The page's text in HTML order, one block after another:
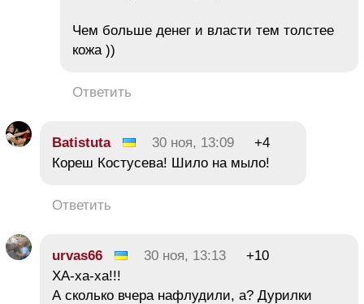
Чем больше денег и власти тем толстее
кожа ))
Ответить
Batistuta 30 ноя, 13:09
+4
Кореш Костусева! Шило на мыло!
Ответить
urvas66 30 ноя, 13:13
+10
ХА-ха-ха!!!
А сколько вчера нафлудили, а? Дурилки